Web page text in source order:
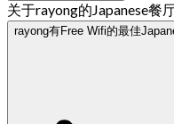
关于rayong的Japanese餐
rayong有Free Wifi的最佳